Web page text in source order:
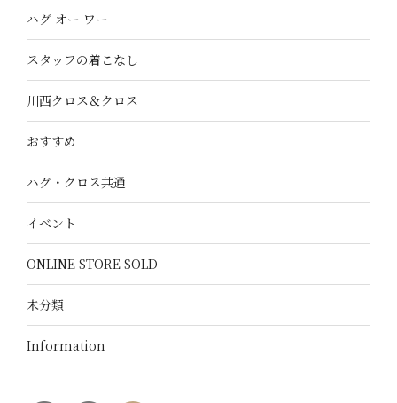
ハグ オー ワー
スタッフの着こなし
川西クロス＆クロス
おすすめ
ハグ・クロス共通
イベント
ONLINE STORE SOLD
未分類
Information